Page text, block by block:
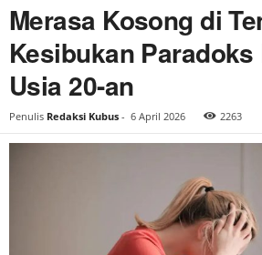
Merasa Kosong di
Kesibukan
Usia 20-an
Penulis Redaksi Kubus - 6 April 2026 2263